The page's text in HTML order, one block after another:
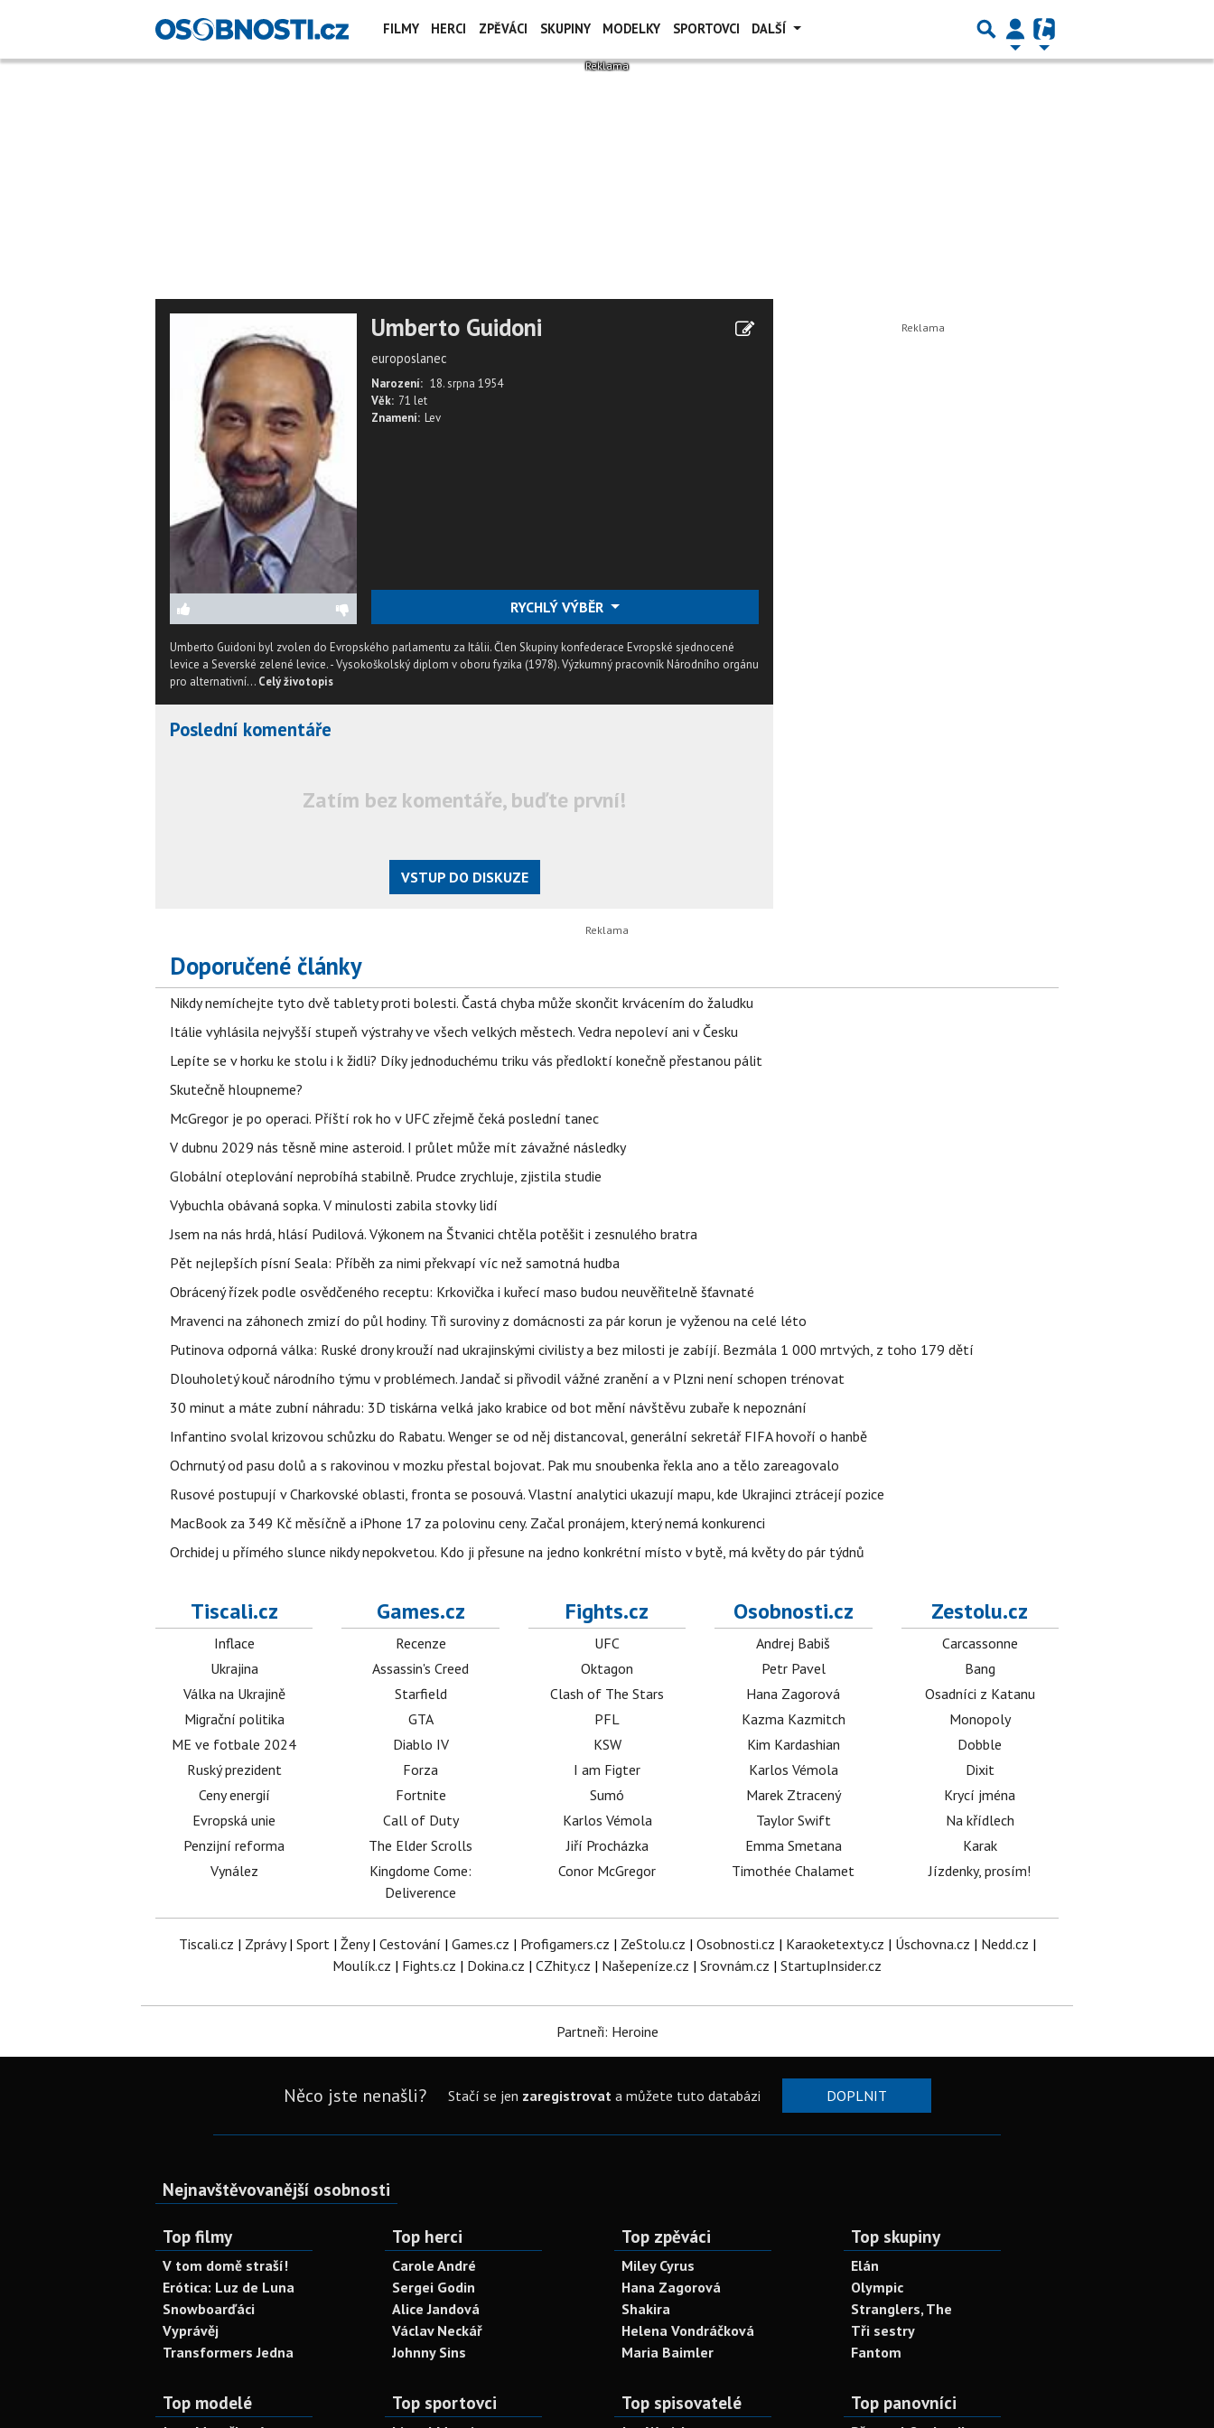
FILMY HERCI ZPĚVÁCI SKUPINY MODELKY SPORTOVCI DALŠÍ
Umberto Guidoni
europoslanec
Narození: 18. srpna 1954
Věk: 71 let
Znamení: Lev
RYCHLÝ VÝBĚR
Umberto Guidoni byl zvolen do Evropského parlamentu za Itálii. Člen Skupiny konfederace Evropské sjednocené
levice a Severské zelené levice. - Vysokoškolský diplom v oboru fyzika (1978). Výzkumný pracovník Národního orgánu
pro alternativní... Celý životopis
Poslední komentáře
Zatím bez komentáře, buďte první!
VSTUP DO DISKUZE
Doporučené články
Nikdy nemíchejte tyto dvě tablety proti bolesti. Častá chyba může skončit krvácením do žaludku
Itálie vyhlásila nejvyšší stupeň výstrahy ve všech velkých městech. Vedra nepoleví ani v Česku
Lepíte se v horku ke stolu i k židli? Díky jednoduchému triku vás předloktí konečně přestanou pálit
Skutečně hloupneme?
McGregor je po operaci. Příští rok ho v UFC zřejmě čeká poslední tanec
V dubnu 2029 nás těsně mine asteroid. I průlet může mít závažné následky
Globální oteplování neprobíhá stabilně. Prudce zrychluje, zjistila studie
Vybuchla obávaná sopka. V minulosti zabila stovky lidí
Jsem na nás hrdá, hlásí Pudilová. Výkonem na Štvanici chtěla potěšit i zesnulého bratra
Pět nejlepších písní Seala: Příběh za nimi překvapí víc než samotná hudba
Obrácený řízek podle osvědčeného receptu: Krkovička i kuřecí maso budou neuvěřitelně šťavnaté
Mravenci na záhonech zmizí do půl hodiny. Tři suroviny z domácnosti za pár korun je vyženou na celé léto
Putinova odporná válka: Ruské drony krouží nad ukrajinskými civilisty a bez milosti je zabíjí. Bezmála 1 000 mrtvých, z toho 179 dětí
Dlouholetý kouč národního týmu v problémech. Jandač si přivodil vážné zranění a v Plzni není schopen trénovat
30 minut a máte zubní náhradu: 3D tiskárna velká jako krabice od bot mění návštěvu zubaře k nepoznání
Infantino svolal krizovou schůzku do Rabatu. Wenger se od něj distancoval, generální sekretář FIFA hovoří o hanbě
Ochrnutý od pasu dolů a s rakovinou v mozku přestal bojovat. Pak mu snoubenka řekla ano a tělo zareagovalo
Rusové postupují v Charkovské oblasti, fronta se posouvá. Vlastní analytici ukazují mapu, kde Ukrajinci ztrácejí pozice
MacBook za 349 Kč měsíčně a iPhone 17 za polovinu ceny. Začal pronájem, který nemá konkurenci
Orchidej u přímého slunce nikdy nepokvetou. Kdo ji přesune na jedno konkrétní místo v bytě, má květy do pár týdnů
Tiscali.cz
Inflace
Ukrajina
Válka na Ukrajině
Migrační politika
ME ve fotbale 2024
Ruský prezident
Ceny energií
Evropská unie
Penzijní reforma
Vynález
Games.cz
Recenze
Assassin's Creed
Starfield
GTA
Diablo IV
Forza
Fortnite
Call of Duty
The Elder Scrolls
Kingdome Come:
Deliverence
Fights.cz
UFC
Oktagon
Clash of The Stars
PFL
KSW
I am Figter
Sumó
Karlos Vémola
Jiří Procházka
Conor McGregor
Osobnosti.cz
Andrej Babiš
Petr Pavel
Hana Zagorová
Kazma Kazmitch
Kim Kardashian
Karlos Vémola
Marek Ztracený
Taylor Swift
Emma Smetana
Timothée Chalamet
Zestolu.cz
Carcassonne
Bang
Osadníci z Katanu
Monopoly
Dobble
Dixit
Krycí jména
Na křídlech
Karak
Jízdenky, prosím!
Tiscali.cz | Zprávy| Sport| Ženy| Cestování | Games.cz | Profigamers.cz | ZeStolu.cz | Osobnosti.cz | Karaoketexty.cz | Úschovna.cz | Nedd.cz |
Moulík.cz | Fights.cz | Dokina.cz | CZhity.cz | Našepeníze.cz | Srovnám.cz | StartupInsider.cz
Partneři: Heroine
Něco jste nenašli? Stačí se jen zaregistrovata můžete tuto databázi DOPLNIT
Nejnavštěvovanější osobnosti
Top filmy
V tom domě straší!
Erótica: Luz de Luna
Snowboarďáci
Vyprávěj
Transformers Jedna
Top herci
Carole André
Sergei Godin
Alice Jandová
Václav Neckář
Johnny Sins
Top zpěváci
Miley Cyrus
Hana Zagorová
Shakira
Helena Vondráčková
Maria Baimler
Top skupiny
Elán
Olympic
Stranglers, The
Tři sestry
Fantom
Top modelé Top sportovci Top spisovatelé Top panovníci